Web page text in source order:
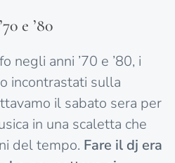
e ’80
negli anni ’70 e ’80, i
incontrastati sulla
il sabato sera per
in una scaletta che
del tempo. Fare il dj era